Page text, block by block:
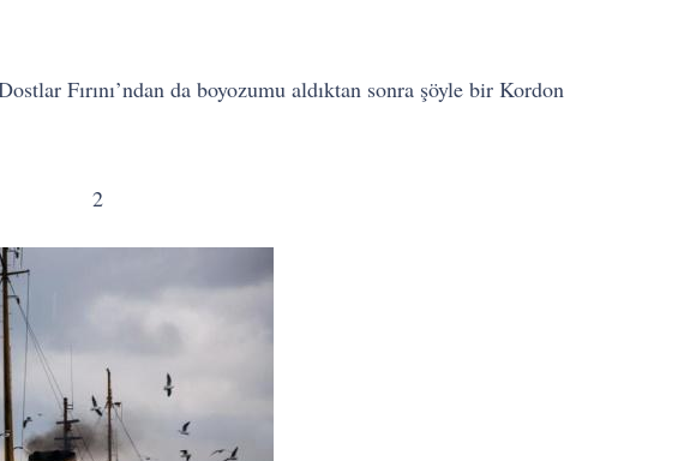
2
Fırını’ndan da boyozumu aldıktan sonra şöyle bir Kordon